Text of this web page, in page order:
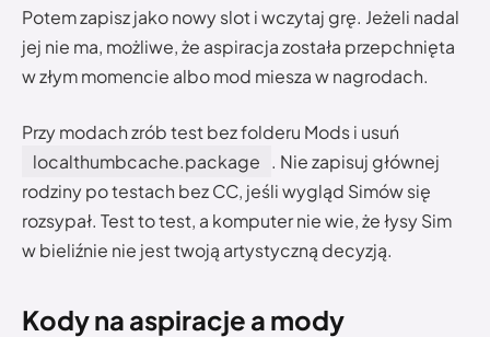
Potem zapisz jako nowy slot i wczytaj grę. Jeżeli nadal
jej nie ma, możliwe, że aspiracja została przepchnięta
w złym momencie albo mod miesza w nagrodach.
Przy modach zrób test bez folderu Mods i usuń
localthumbcache.package . Nie zapisuj głównej
rodziny po testach bez CC, jeśli wygląd Simów się
rozsypał. Test to test, a komputer nie wie, że łysy Sim
w bieliźnie nie jest twoją artystyczną decyzją.
Kody na aspiracje a mody